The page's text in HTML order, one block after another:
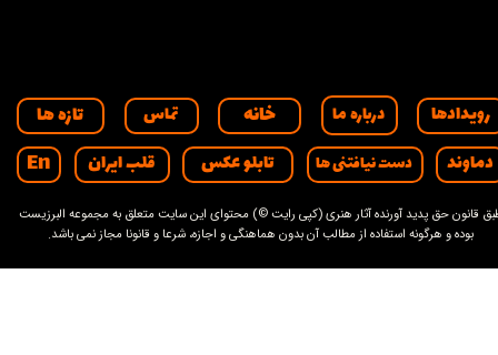
قانون حق پدید آورنده آثار هنری (کپی رایت ©) محتوای این سایت متعلق به مجموعه البرزیست
بوده و هرگونه استفاده از مطالب آن بدون هماهنگی و اجازه، شرعا و قانونا مجاز نمی باشد.
تماس
دماوند
درباره ما تازه ها
تابلو عکس دست نیافتنی ها قلب ایران
رویدادها
En
خانه